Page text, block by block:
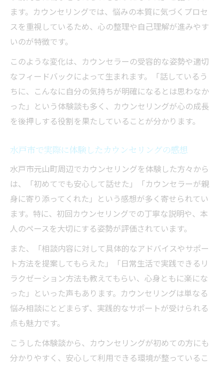
ます。カウンセリングでは、悩みの本質に気づくプロセ
スを重視しているため、心の整理や自己理解が進みやす
いのが特徴です。
このような変化は、カウンセラーの受容的な姿勢や適切
なフィードバックによって生まれます。「話しているう
ちに、こんなに自分の気持ちが明確になるとは思わなか
った」という体験談も多く、カウンセリングが心の成長
を後押しする役割を果たしていることが分かります。
水戸市で実際に体験したカウンセリングの感想
水戸市元山町周辺でカウンセリングを体験した方々から
は、「初めてでも安心して話せた」「カウンセラーが親
身に寄り添ってくれた」という感想が多く寄せられてい
ます。特に、初回カウンセリングでの丁寧な説明や、本
人のペースを大切にする姿勢が評価されています。
また、「相談内容に対して具体的なアドバイスやサポー
ト方法を提案してもらえた」「日常生活で実践できるリ
ラクゼーション方法も教えてもらい、心身ともに楽にな
った」といった声もあります。カウンセリングは単なる
悩み相談にとどまらず、実践的なサポートが受けられる
点も魅力です。
こうした体験談から、カウンセリングが初めての方にも
分かりやすく、安心して利用できる環境が整っているこ